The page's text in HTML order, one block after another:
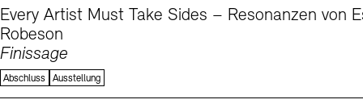
Every Artist Must Take Sides – Resonanzen von
Robeson
Finissage
Abschluss Ausstellung